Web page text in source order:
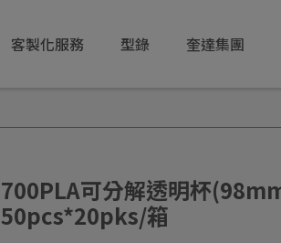
客製化服務 型錄 奎達集團
700PLA可分解透明杯
50pcs*20pks/箱